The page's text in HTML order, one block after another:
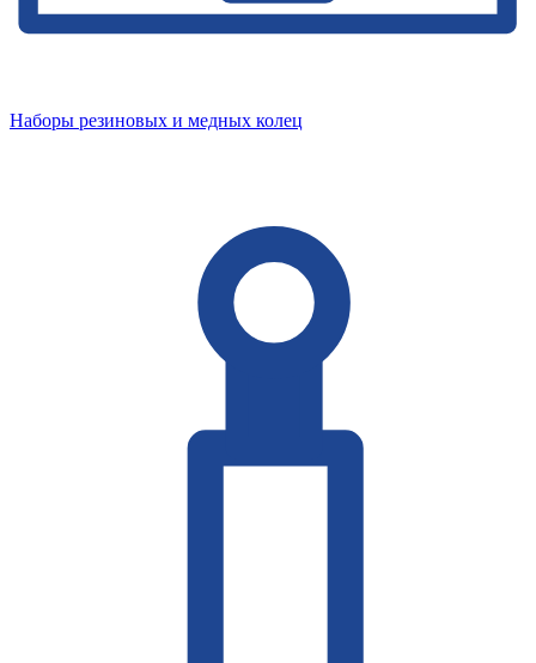
Наборы резиновых и медных колец